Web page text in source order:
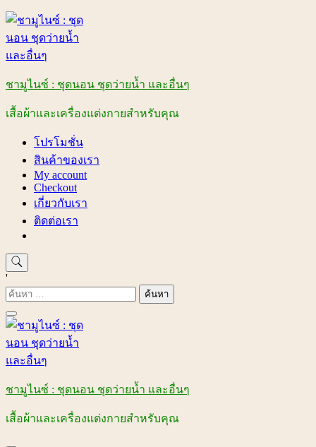
Skip
content
ชามูไนซ์ : ชุดนอน ชุดว่ายน้ำ และอื่นๆ
เสื้อผ้าและเครื่องแต่งกายสำหรับคุณ
โปรโมชั่น
สินค้าของเรา
My account
Checkout
เกี่ยวกับเรา
ติดต่อเรา
'
ค้นหา
สำหรับ:
ชามูไนซ์ : ชุดนอน ชุดว่ายน้ำ และอื่นๆ
เสื้อผ้าและเครื่องแต่งกายสำหรับคุณ